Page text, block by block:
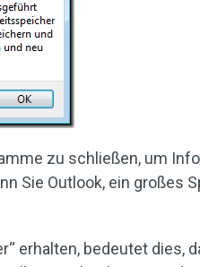
zu schließen, um
Sie Outlook, ein großes
erhalten, bedeutet dies,